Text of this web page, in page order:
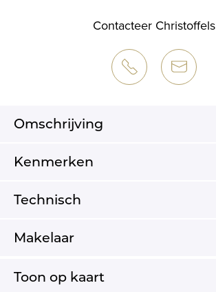
Contacteer Christoffels
Omschrijving
Kenmerken
Technisch
Makelaar
Toon op kaart